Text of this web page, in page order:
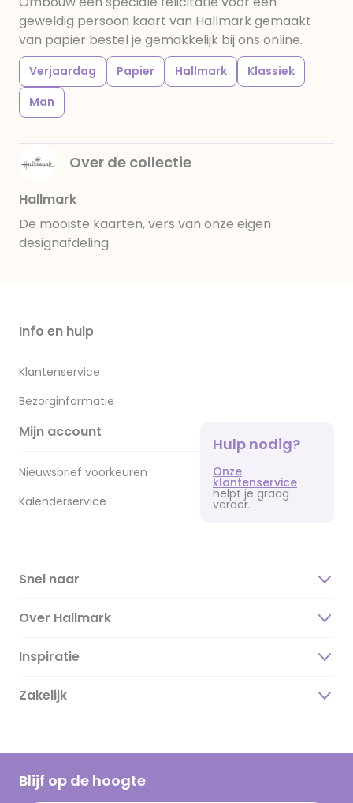
geweldig persoon kaart van Hallmark gemaakt
van papier bestel je gemakkelijk bij ons online.
Verjaardag Papier Hallmark
Klassiek
Man
Over de collectie
Hallmark
De mooiste kaarten, vers van onze eigen
designafdeling.
Info en hulp
Klantenservice
Bezorginformatie
Mijn account
Nieuwsbrief voorkeuren
Kalenderservice
Hulp nodig?
Onze
klantenservice
helpt je graag
verder.
Snel naar
Over Hallmark
Over ons
Duurzaamheid
Hallmark Kaartclub
Inspiratie
Magazine
Cadeau inspiratie
Kaartinspiratie
Zakelijk
Blijf op de hoogte